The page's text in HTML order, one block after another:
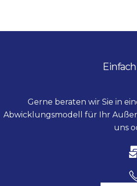
Gerne beraten wir Sie in
Abwicklungsmodell für Ihr
uns